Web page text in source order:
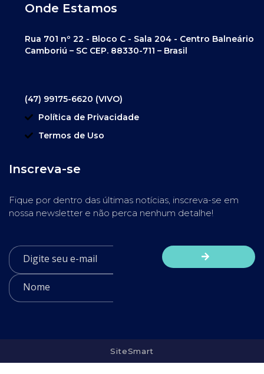
Onde Estamos
Rua 701 nº 22 - Bloco C - Sala 204 - Centro Balneário
Camboriú – SC CEP. 88330-711 – Brasil
(47) 99175-6620 (VIVO)
Política de Privacidade
Termos de Uso
Inscreva-se
Fique por dentro das últimas notícias, inscreva-se em
nossa newsletter e não perca nenhum detalhe!
SiteSmart